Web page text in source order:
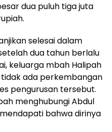
dua puluh tiga juta
selesai dalam
dua tahun berlalu
keluarga mbah Halipah
ada perkembangan
pengurusan tersebut.
menghubungi Abdul
bahwa dirinya